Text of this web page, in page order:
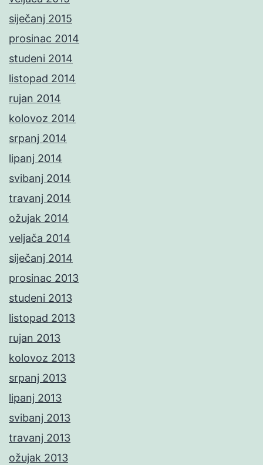
siječanj 2015
prosinac 2014
studeni 2014
listopad 2014
rujan 2014
kolovoz 2014
srpanj 2014
lipanj 2014
svibanj 2014
travanj 2014
ožujak 2014
veljača 2014
siječanj 2014
prosinac 2013
studeni 2013
listopad 2013
rujan 2013
kolovoz 2013
srpanj 2013
lipanj 2013
svibanj 2013
travanj 2013
ožujak 2013